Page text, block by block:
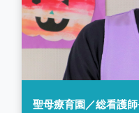
聖母療育園／総看護